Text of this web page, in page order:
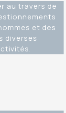
au travers de
et des
diverses